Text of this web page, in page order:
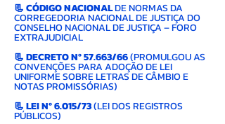
📃CÓDIGO NACIONALDE NORMAS DA
CORREGEDORIA NACIONAL DE JUSTIÇA DO
CONSELHO NACIONAL DE JUSTIÇA – FORO
EXTRAJUDICIAL
📃DECRETO Nº 57.663/66(PROMULGOU AS
CONVENÇÕES PARA ADOÇÃO DE LEI
UNIFORME SOBRE LETRAS DE CÂMBIO E
NOTAS PROMISSÓRIAS)
📃LEI Nº 6.015/73(LEI DOS REGISTROS
PÚBLICOS)